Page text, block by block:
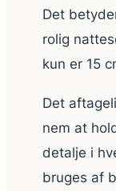
Det
rolig
kun er 15
Det
nem at
detalje i
bruges af